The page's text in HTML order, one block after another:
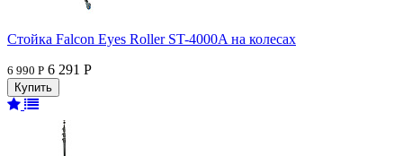
Стойка Falcon Eyes Roller ST-4000A на колесах
6 990 Р 6 291 Р